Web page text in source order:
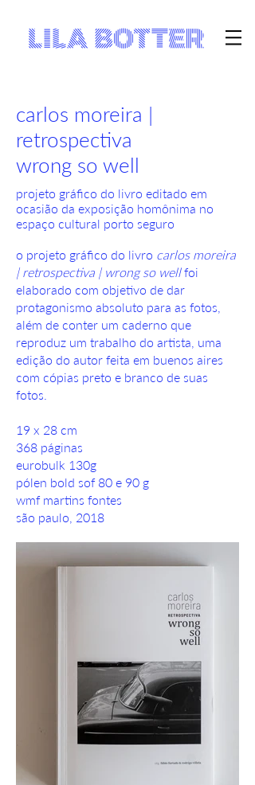
carlos moreira |
retrospectiva
wrong so well
projeto gráfico do livro editado em
ocasião da exposição homônima no
espaço cultural porto seguro
o projeto gráfico do livro carlos moreira
| retrospectiva | wrong so wellfoi
elaborado com objetivo de dar
protagonismo absoluto para as fotos,
além de conter um caderno que
reproduz um trabalho do artista, uma
edição do autor feita em buenos aires
com cópias preto e branco de suas
fotos.
19 x 28 cm
368 páginas
eurobulk 130g
pólen bold sof 80 e 90 g
wmf martins fontes
são paulo, 2018